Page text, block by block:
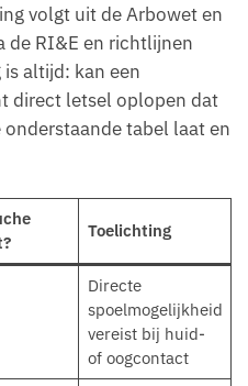
volgt uit de Arbowet en
de RI&E en richtlijnen
is altijd: kan een
direct letsel oplopen dat
tabel laat en
Toelichting
Directe
spoelmogelijkheid
vereist bij huid-
of oogcontact